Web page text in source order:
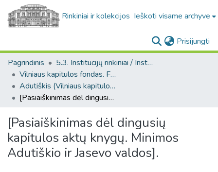
Rinkiniai ir kolekcijos Ieškoti visame archyve
Prisijungti
Pagrindinis
5.3. Institucijų rinkiniai / Institutional collections
Vilniaus kapitulos fondas. F43
Adutiškis (Vilniaus kapitulos fondas. F43. Bažnytinės valdos)
[Pasiaiškinimas dėl dingusių kapitulos aktų knygų. Minimos Adutiškio ir Jasevo valdos].
[Pasiaiškinimas dėl dingusių
kapitulos aktų knygų. Minimos
Adutiškio ir Jasevo valdos].